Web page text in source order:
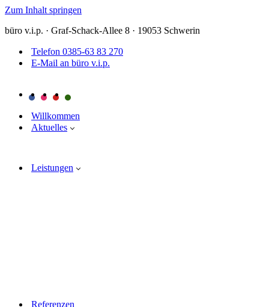
Zum Inhalt springen
büro v.i.p. · Graf-Schack-Allee 8 · 19053 Schwerin
Telefon 0385-63 83 270
E-Mail an büro v.i.p.
Willkommen
Aktuelles
Leistungen
Referenzen